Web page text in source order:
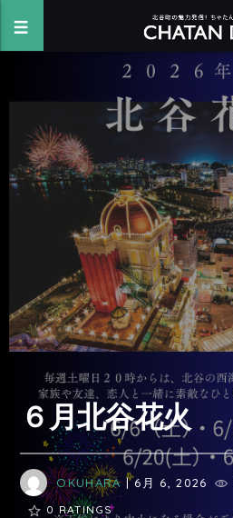
６月北谷花火
OKUHARA| 6月 6, 2026
0 RATINGS